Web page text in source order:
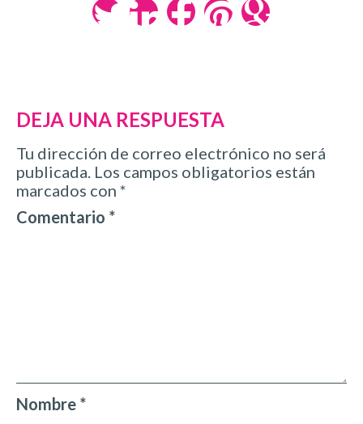
DEJA UNA RESPUESTA
Tu dirección de correo electrónico no será
publicada. Los campos obligatorios están
marcados con *
Comentario *
Nombre *